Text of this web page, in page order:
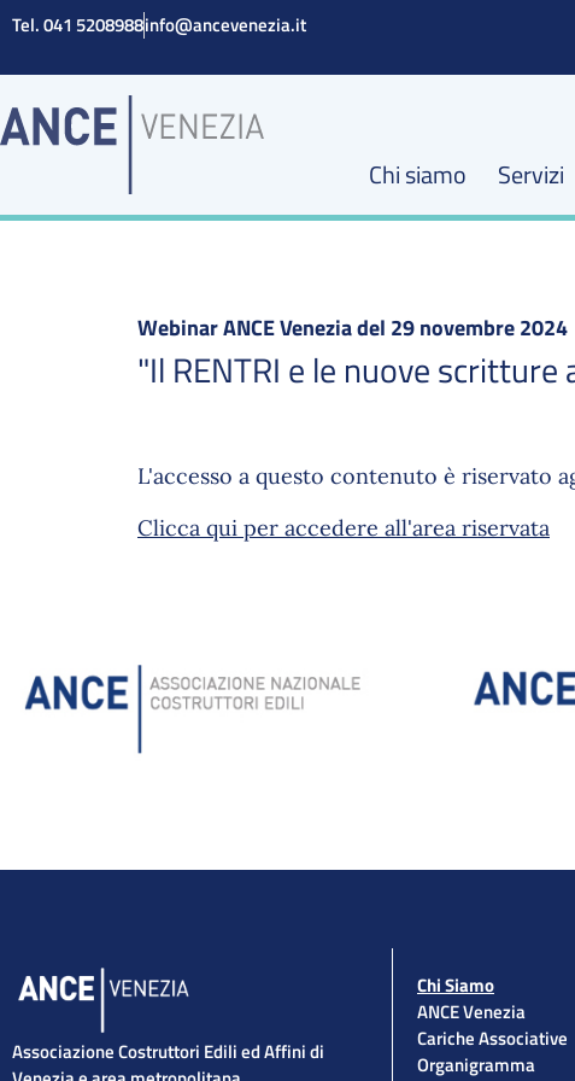
Vai
contenuto
Tel. 041 5208988info@ancevenezia.it
Chi siamo Servizi
Webinar ANCE Venezia del 29 novembre 2024
"Il RENTRI e le nuove
L'accesso a questo contenuto è riservato
Clicca qui per accedere all'area riservata
Associazione Costruttori Edili ed Affini di
Chi Siamo
ANCE Venezia
Cariche Associative
Organigramma